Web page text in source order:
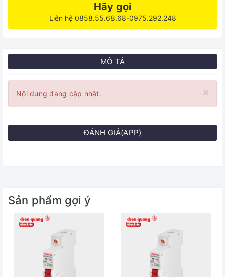
Hãy gọi
Liên hệ 0858.55.68.68-0975.292.248
MÔ TẢ
×
Nội dung đang cập nhật.
ĐÁNH GIÁ(APP)
Sản phẩm gợi ý